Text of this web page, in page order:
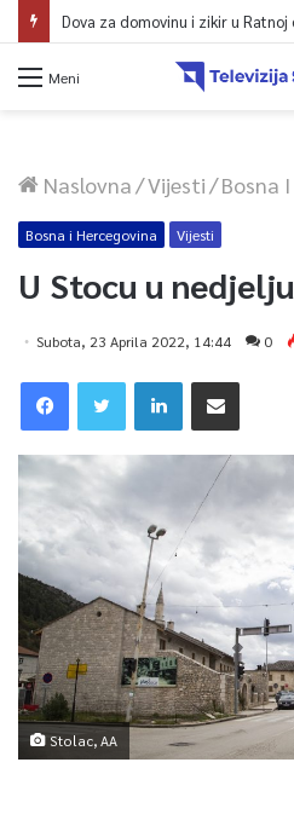
Meni
Naslovna/Vijesti/Bosna
Bosna i Hercegovina Vijesti
U Stocu u
Subota, 23 Aprila 2022, 14:44 0
Stolac, AA